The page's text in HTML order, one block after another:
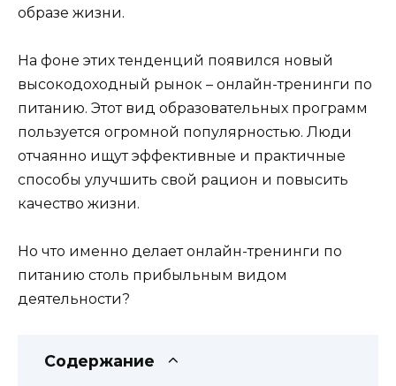
образе жизни.
На фоне этих тенденций появился новый
высокодоходный рынок – онлайн-тренинги по
питанию. Этот вид образовательных программ
пользуется огромной популярностью. Люди
отчаянно ищут эффективные и практичные
способы улучшить свой рацион и повысить
качество жизни.
Но что именно делает онлайн-тренинги по
питанию столь прибыльным видом
деятельности?
Содержание